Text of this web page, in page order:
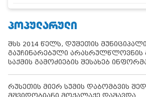
ᲞᲝᲞᲣᲚᲐᲠᲣᲚᲘ
შსს 2014 წელს, დუშეთის
გაუჩინარებული არასრულწლოვნის
საქმის გამოძიების შესახებ
რუსეთის მიერ სუმის დაბომბვის